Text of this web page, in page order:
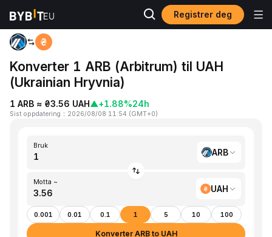
Registrer deg
Hjem ARB to UAH
Konverter 1 ARB (Arbitrum) til UAH
(Ukrainian Hryvnia)
1 ARB ≈ ₴3.56 UAH▲+1.88%24h
Sist oppdatering ： 2026/08/08 11:54 (GMT+0)
Bruk
ARB
Motta ~
UAH
0.001 0.01 0.1 1 5 10 100
Konverter ARB to UAH